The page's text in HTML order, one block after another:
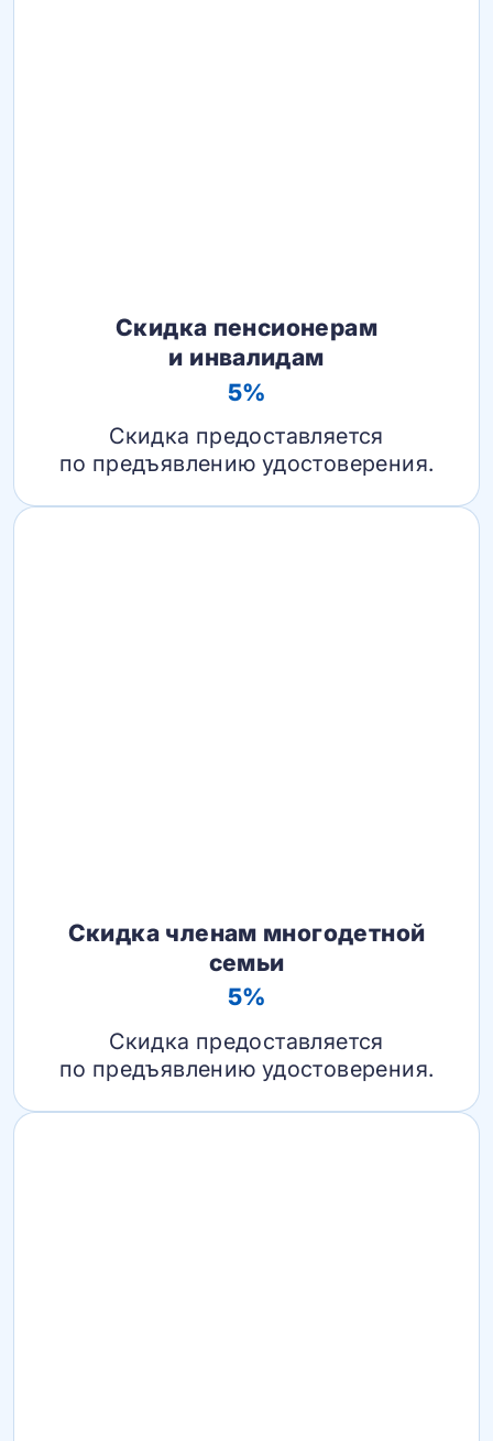
Скидка пенсионерам
и инвалидам
5%
Скидка предоставляется
по предъявлению удостоверения.
Скидка членам многодетной
семьи
5%
Скидка предоставляется
по предъявлению удостоверения.